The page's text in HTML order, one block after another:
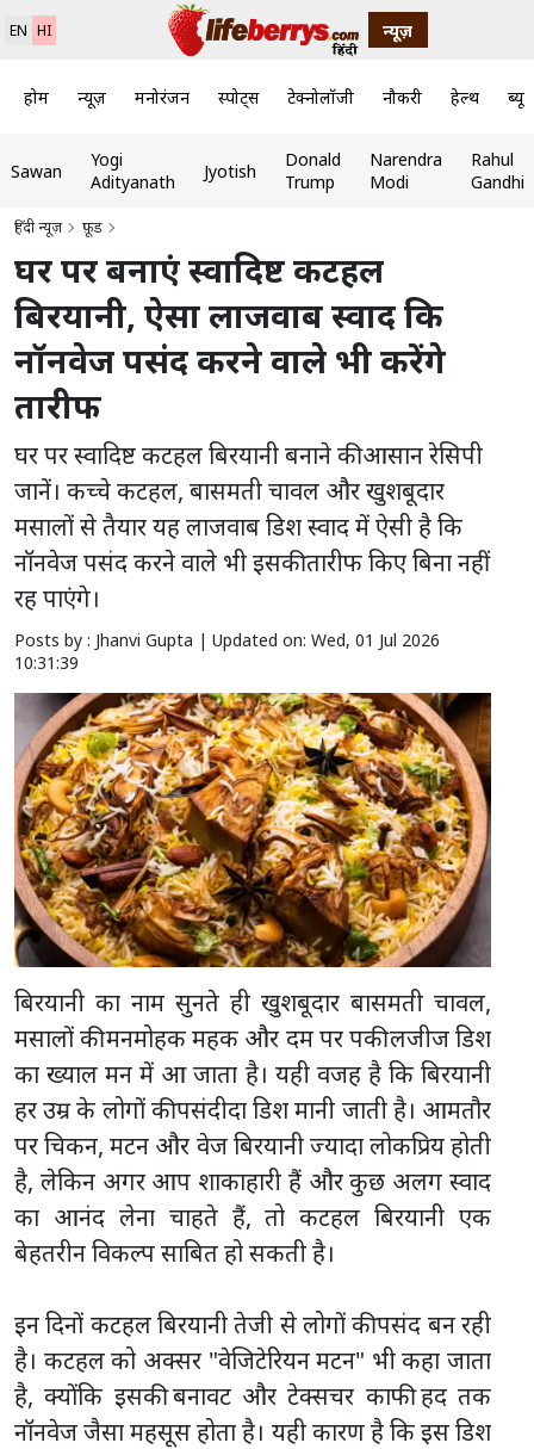
EN HI न्यूज़
होम न्यूज़ मनोरंजन स्पोर्ट्स टेक्नोलॉजी नौकरी हेल्थ
Sawan
Yogi
Adityanath
Jyotish
Donald
Trump
Narendra
Modi
Rahul
Gandhi
हिंदी न्यूज़ फ़ूड
घर पर बनाएं स्वादिष्ट कटहल
बिरयानी, ऐसा लाजवाब स्वाद कि
नॉनवेज पसंद करने वाले भी करेंगे
तारीफ
घर पर स्वादिष्ट कटहल बिरयानी बनाने की आसान रेसिपी
जानें। कच्चे कटहल, बासमती चावल और खुशबूदार
मसालों से तैयार यह लाजवाब डिश स्वाद में ऐसी है कि
नॉनवेज पसंद करने वाले भी इसकी तारीफ किए बिना नहीं
रह पाएंगे।
Posts by : Jhanvi Gupta | Updated on: Wed, 01 Jul 2026
10:31:39
बिरयानी का नाम सुनते ही खुशबूदार बासमती चावल,
मसालों की मनमोहक महक और दम पर पकी लजीज डिश
का ख्याल मन में आ जाता है। यही वजह है कि बिरयानी
हर उम्र के लोगों की पसंदीदा डिश मानी जाती है। आमतौर
पर चिकन, मटन और वेज बिरयानी ज्यादा लोकप्रिय होती
है, लेकिन अगर आप शाकाहारी हैं और कुछ अलग स्वाद
का आनंद लेना चाहते हैं, तो कटहल बिरयानी एक
बेहतरीन विकल्प साबित हो सकती है।
इन दिनों कटहल बिरयानी तेजी से लोगों की पसंद बन रही
है। कटहल को अक्सर "वेजिटेरियन मटन" भी कहा जाता
है, क्योंकि इसकी बनावट और टेक्सचर काफी हद तक
नॉनवेज जैसा महसूस होता है। यही कारण है कि इस डिश